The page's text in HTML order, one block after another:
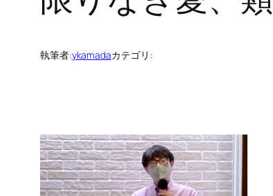
執筆者:ykamadaカテゴリ: